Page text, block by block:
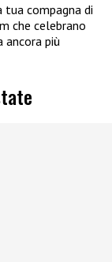
tua compagna di
che celebrano
ancora più